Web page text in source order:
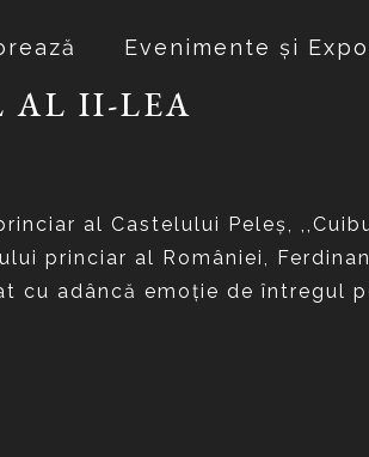
Evenimente și
AL II-LEA
al Castelului Peleş,
princiar al României,
cu adâncă emoţie de întregul